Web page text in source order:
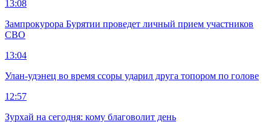
13:08
Зампрокурора Бурятии проведет личный прием участников
СВО
13:04
Улан-удэнец во время ссоры ударил друга топором по голове
12:57
Зурхай на сегодня: кому благоволит день